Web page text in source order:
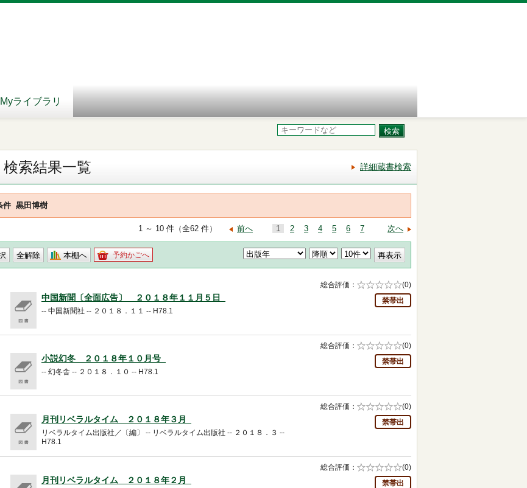
Myライブラリ
検索結果一覧 詳細蔵書検索
件 黒田博樹
1 ～ 10 件（全62 件） 前へ 1 2 3 4 5 6 7 次へ
本棚へ 予約かごへ
中国新聞〔全面広告〕 ２０１８年１１月５日
-- 中国新聞社 -- ２０１８．１１ -- H78.1
総合評価
5段階評価の (0)
禁帯出
小説幻冬 ２０１８年１０月号
-- 幻冬舎 -- ２０１８．１０ -- H78.1
総合評価
5段階評価の (0)
禁帯出
月刊リベラルタイム ２０１８年３月
リベラルタイム出版社／〔編〕 -- リベラルタイム出版社 -- ２０１８．３ --
H78.1
総合評価
5段階評価の (0)
禁帯出
月刊リベラルタイム ２０１８年２月
総合評価
5段階評価の (0)
禁帯出